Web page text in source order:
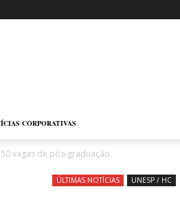
CORPORATIVAS
vagas de pós-graduação
ÚLTIMAS NOTÍCIAS UNESP / HC